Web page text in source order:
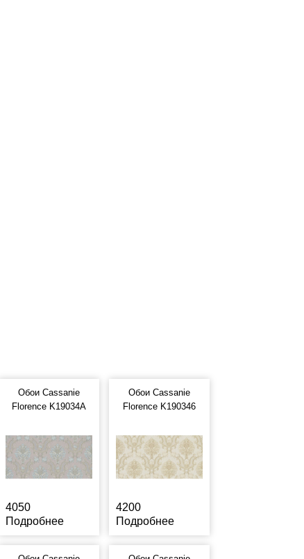
Обои Cassanie
Florence K19034A
4050
Подробнее
Обои Cassanie
Florence K190346
4200
Подробнее